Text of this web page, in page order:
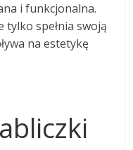
i funkcjonalna.
tylko spełnia swoją
na estetykę